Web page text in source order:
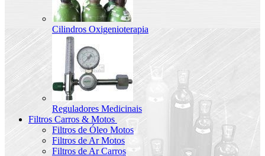
Cilindros Oxigenioterapia
Reguladores Medicinais
Filtros Carros & Motos
Filtros de Óleo Motos
Filtros de Ar Motos
Filtros de Ar Carros